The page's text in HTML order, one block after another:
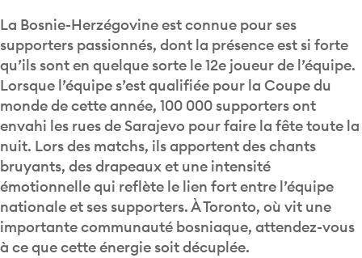
La Bosnie-Herzégovine est connue pour ses
supporters passionnés, dont la présence est si forte
qu’ils sont en quelque sorte le 12e joueur de l’équipe.
Lorsque l’équipe s’est qualifiée pour la Coupe du
monde de cette année, 100 000 supporters ont
envahi les rues de Sarajevo pour faire la fête toute la
nuit. Lors des matchs, ils apportent des chants
bruyants, des drapeaux et une intensité
émotionnelle qui reflète le lien fort entre l’équipe
nationale et ses supporters. À Toronto, où vit une
importante communauté bosniaque, attendez-vous
à ce que cette énergie soit décuplée.